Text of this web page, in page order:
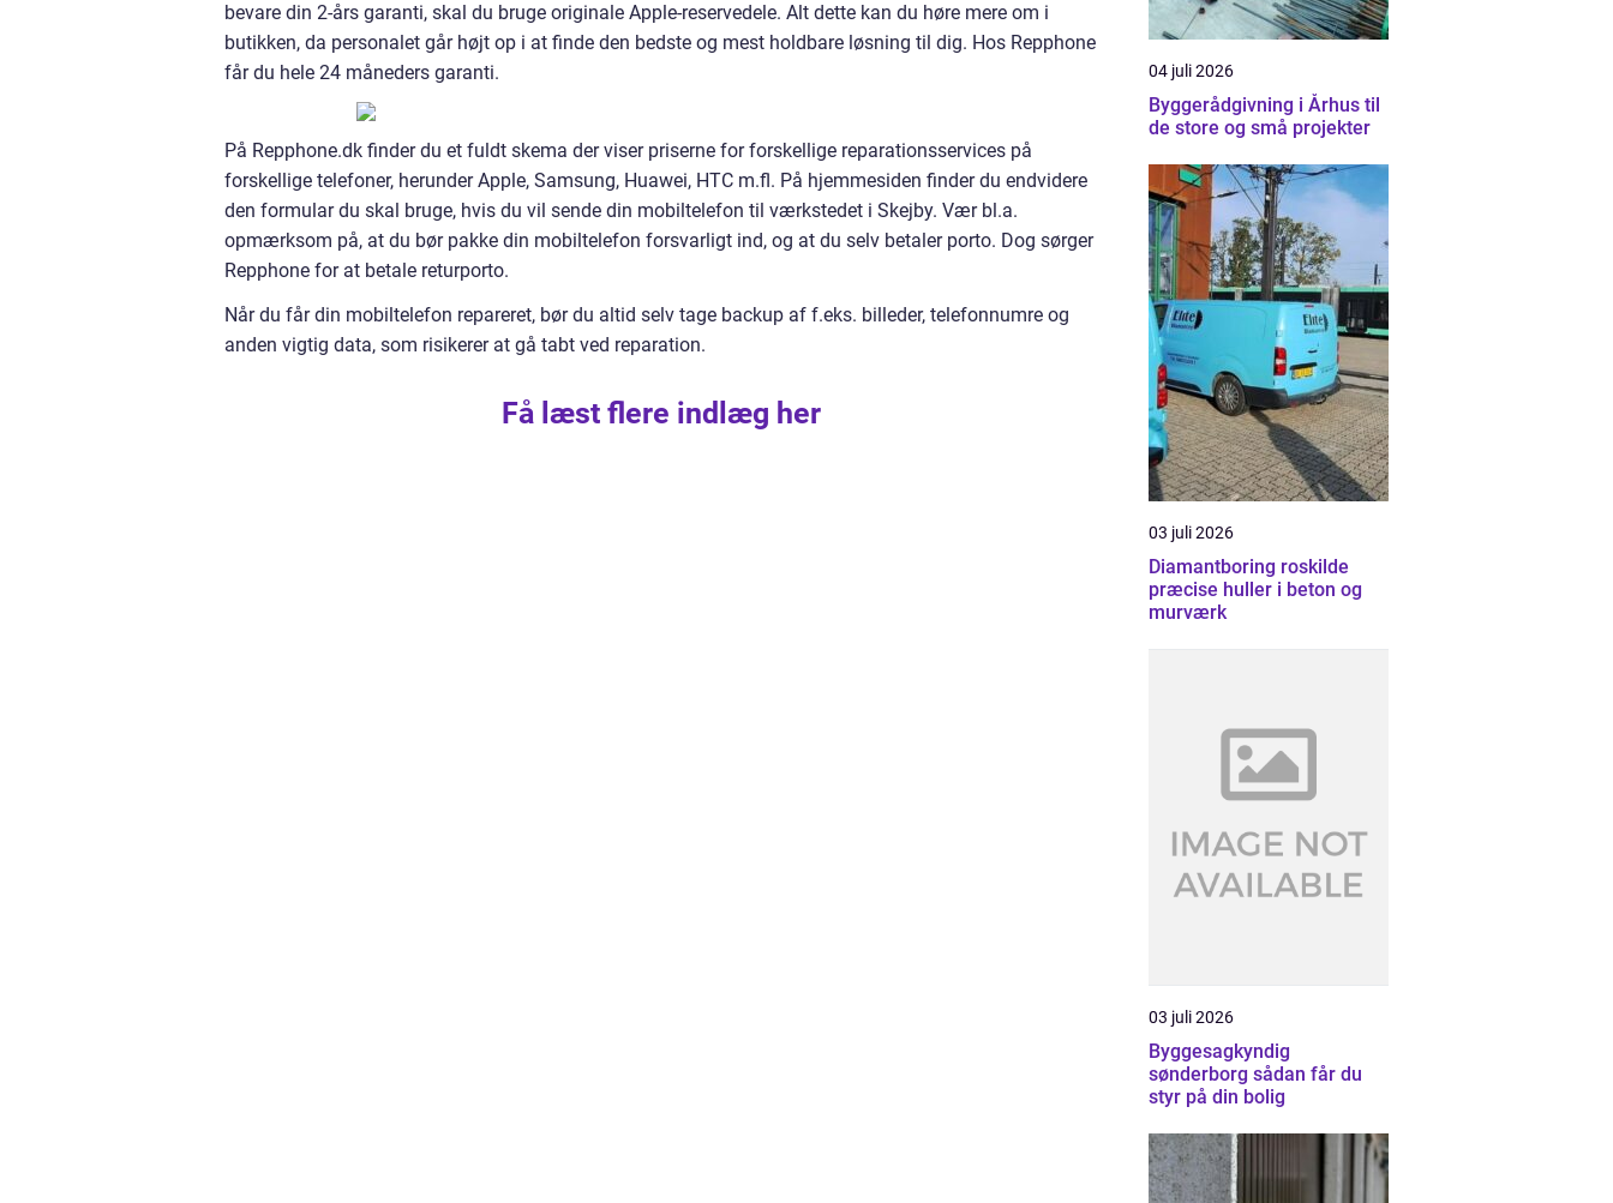
bevare din 2-års garanti, skal du bruge originale Apple-reservedele. Alt dette kan du høre mere om i
butikken, da personalet går højt op i at finde den bedste og mest holdbare løsning til dig. Hos Repphone
får du hele 24 måneders garanti.
På Repphone.dk finder du et fuldt skema der viser priserne for forskellige reparationsservices på
forskellige telefoner, herunder Apple, Samsung, Huawei, HTC m.fl. På hjemmesiden finder du endvidere
den formular du skal bruge, hvis du vil sende din mobiltelefon til værkstedet i Skejby. Vær bl.a.
opmærksom på, at du bør pakke din mobiltelefon forsvarligt ind, og at du selv betaler porto. Dog sørger
Repphone for at betale returporto.
Når du får din mobiltelefon repareret, bør du altid selv tage backup af f.eks. billeder, telefonnumre og
anden vigtig data, som risikerer at gå tabt ved reparation.
Få læst flere indlæg her
04 juli 2026
Byggerådgivning i Århus til
de store og små projekter
03 juli 2026
Diamantboring roskilde
præcise huller i beton og
murværk
03 juli 2026
Byggesagkyndig
sønderborg sådan får du
styr på din bolig